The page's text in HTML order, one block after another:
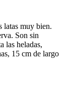
latas muy bien.
Son sin
las heladas,
15 cm de largo